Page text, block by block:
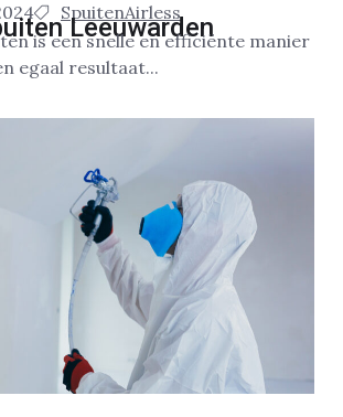
SpuitenAirless
Leeuwarden
is een snelle en efficiënte manier
egaal resultaat...